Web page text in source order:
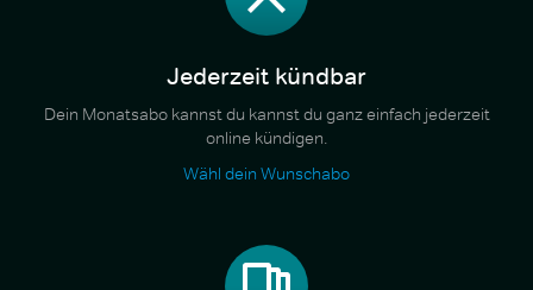
Jederzeit kündbar
Dein Monatsabo kannst du kannst du ganz einfach jederzeit
online kündigen.
Wähl dein Wunschabo